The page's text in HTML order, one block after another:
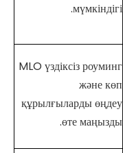
мүмкіндігі.
MLO үздіксіз роуминг
және көп
құрылғыларды өңдеу
өте маңызды.